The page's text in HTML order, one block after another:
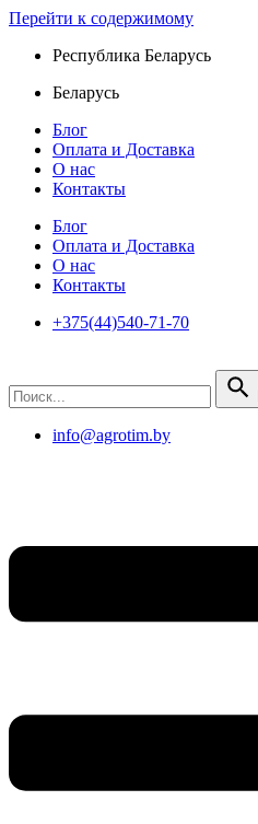
Перейти к содержимому
Республика Беларусь
Беларусь
Блог
Оплата и Доставка
О нас
Контакты
Блог
Оплата и Доставка
О нас
Контакты
+375(44)540-71-70
info@agrotim.by